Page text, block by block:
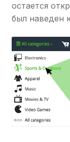
остается
был наведен